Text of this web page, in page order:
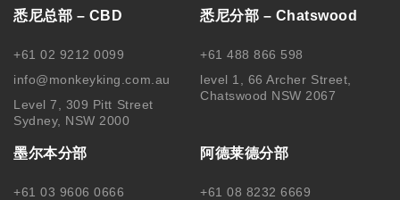
悉尼总部 – CBD
+61 02 9212 0099
info@monkeyking.com.au
Level 7, 309 Pitt Street
Sydney, NSW 2000
悉尼分部 – Chatswood
+61 488 866 598
level 1, 66 Archer Street,
Chatswood NSW 2067
墨尔本分部
+61 03 9606 0666
阿德莱德分部
+61 08 8232 6669